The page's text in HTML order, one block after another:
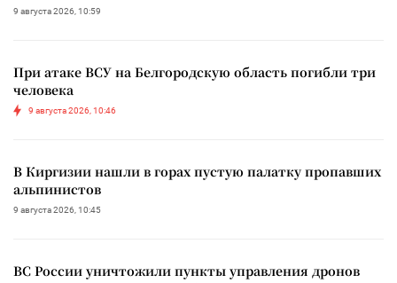
9 августа 2026, 10:59
При атаке ВСУ на Белгородскую область погибли три
человека
9 августа 2026, 10:46
В Киргизии нашли в горах пустую палатку пропавших
альпинистов
9 августа 2026, 10:45
ВС России уничтожили пункты управления дронов